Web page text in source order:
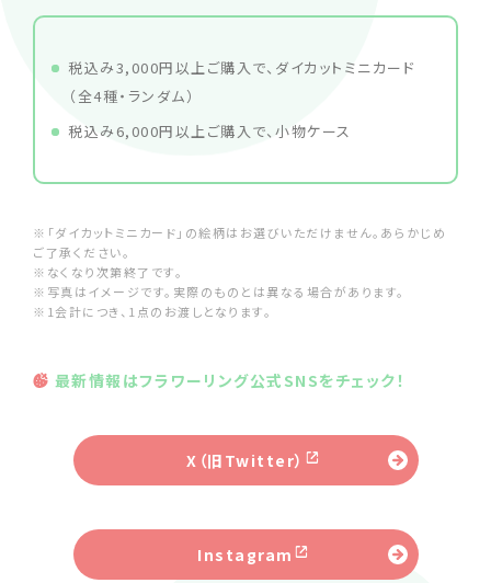
税込み3,000円以上ご購入で、ダイカットミニカード
（全4種・ランダム）
税込み6,000円以上ご購入で、小物ケース
※「ダイカットミニカード」の絵柄はお選びいただけません。あらかじめ
ご了承ください。
※なくなり次第終了です。
※写真はイメージです。実際のものとは異なる場合があります。
※1会計につき、1点のお渡しとなります。
最新情報はフラワーリング公式SNSをチェック！
X（旧Twitter）
Instagram